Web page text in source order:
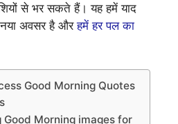
से भर सकते हैं। यह हमें याद
नया अवसर है औरहमें हर पल का
Good Morning Quotes
Morning images for